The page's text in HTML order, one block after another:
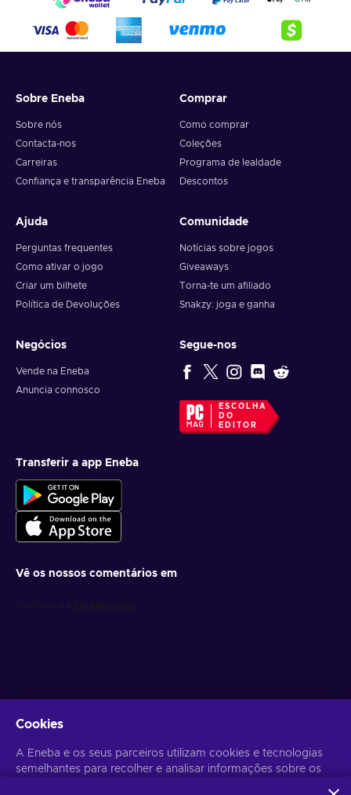
Sobre Eneba
Sobre nós
Contacta-nos
Carreiras
Confiança e transparência Eneba
Comprar
Como comprar
Coleções
Programa de lealdade
Descontos
Ajuda
Perguntas frequentes
Como ativar o jogo
Criar um bilhete
Política de Devoluções
Comunidade
Notícias sobre jogos
Giveaways
Torna-te um afiliado
Snakzy: joga e ganha
Negócios
Vende na Eneba
Anuncia connosco
Segue-nos
ESCOLHA
DO
EDITOR
Transferir a app Eneba
Vê os nossos comentários em
Poderás anular a subscrição a qualquer altura. Visita oAviso de
Cookies
A Eneba e os seus parceiros utilizam cookies e tecnologias
semelhantes para recolher e analisar informações sobre os